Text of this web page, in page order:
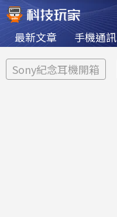
最新文章 手機通訊
Sony紀念耳機開箱